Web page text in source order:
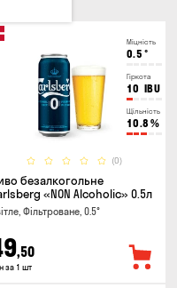
Міцність
0.5 °
Гіркота
10 IBU
Щільність
10.8 %
(0)
безалкогольне
«NON Alcoholic» 0.5л
Фільтроване, 0.5°
,50
за 1 шт